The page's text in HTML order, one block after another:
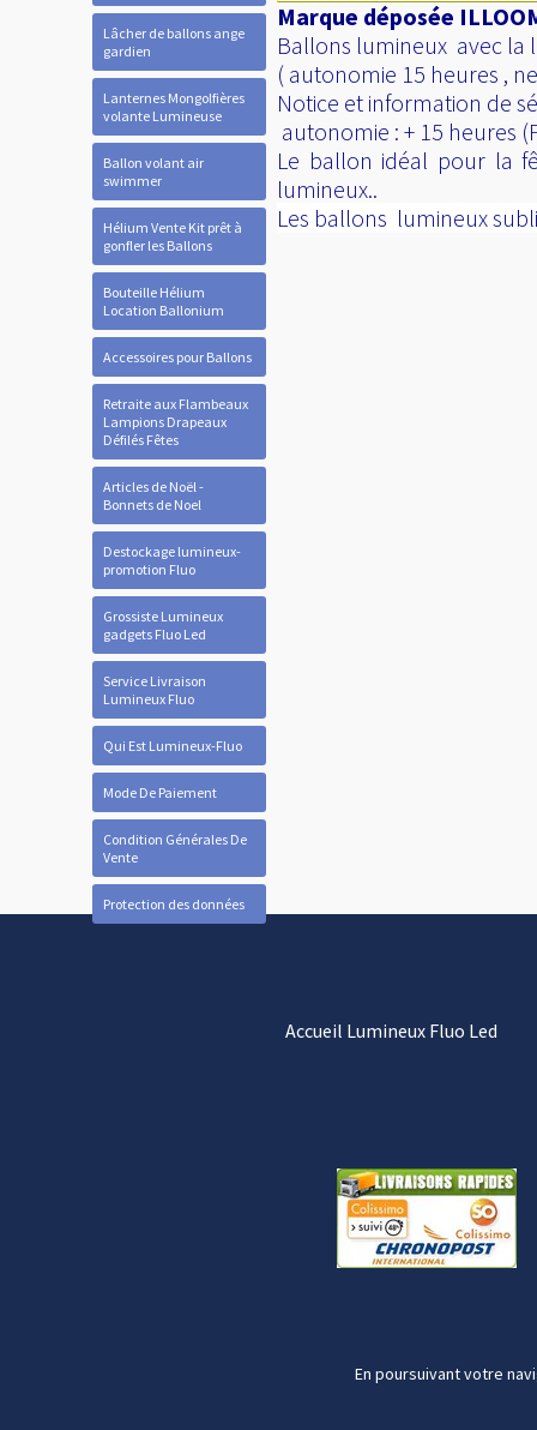
Lâcher de ballons ange
gardien
Lanternes Mongolfières
volante Lumineuse
Ballon volant air
swimmer
Hélium Vente Kit prêt à
gonfler les Ballons
Bouteille Hélium
Location Ballonium
Accessoires pour Ballons
Retraite aux Flambeaux
Lampions Drapeaux
Défilés Fêtes
Articles de Noël -
Bonnets de Noel
Destockage lumineux-
promotion Fluo
Grossiste Lumineux
gadgets Fluo Led
Service Livraison
Lumineux Fluo
Qui Est Lumineux-Fluo
Mode De Paiement
Condition Générales De
Vente
Protection des données
Accueil Lumineux Fluo Led
En poursuivant votre
Marque déposée
Ballons lumineux avec la
( autonomie 15 heures ,
Notice et information de
autonomie : + 15 heures
Le ballon idéal pour la
lumineux..
Les ballons lumineux